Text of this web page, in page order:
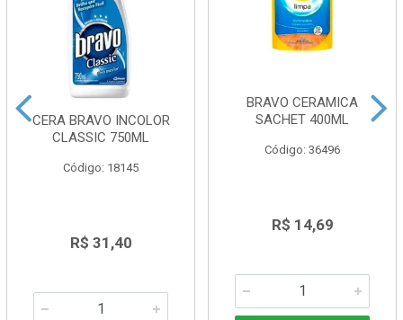
CERA BRAVO INCOLOR
CLASSIC 750ML
Código: 18145
R$ 31,40
BRAVO CERAMICA
SACHET 400ML
Código: 36496
R$ 14,69